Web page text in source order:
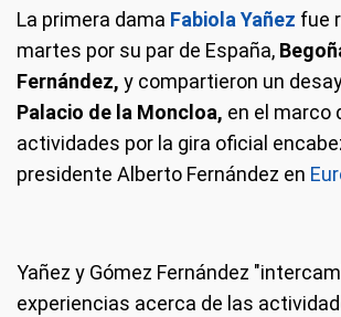
La primera dama Fabiola Yañez fue
martes por su par de España,
Fernández, y compartieron un
Palacio de la Moncloa, en el marco
actividades por la gira oficial
presidente Alberto Fernández en
Yañez y Gómez Fernández
experiencias acerca de las